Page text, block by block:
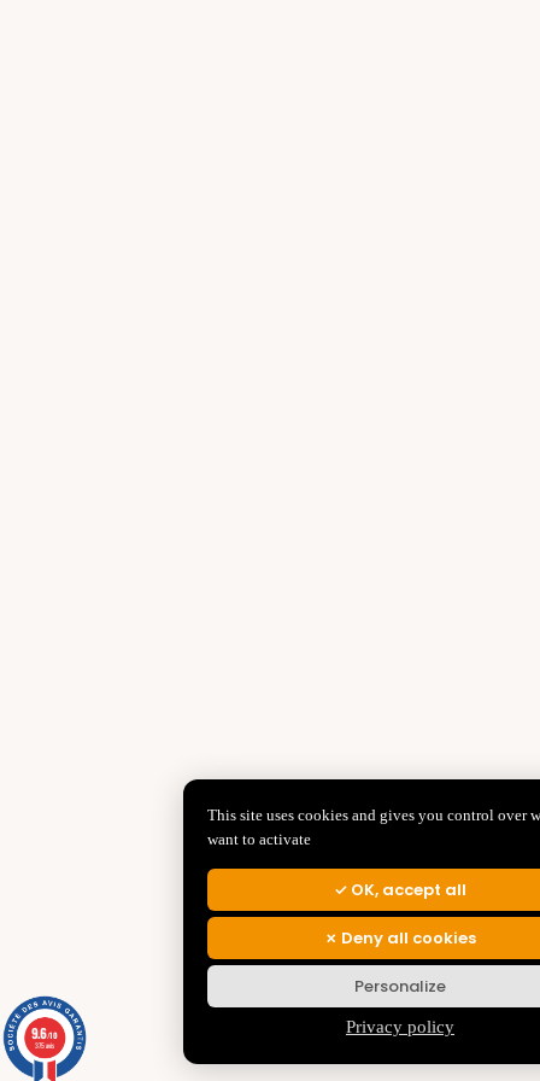
9.6/10
375 avis
This site uses cookies and gives you control over
want to activate
OK, accept all
Deny all cookies
Personalize
Privacy policy